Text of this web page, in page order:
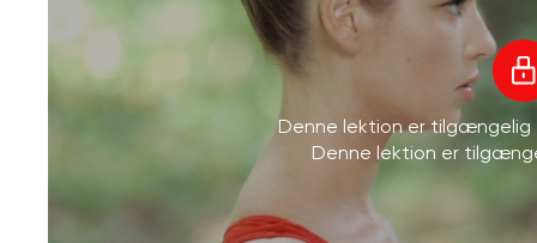
Denne lektion er tilgængelig
Denne lektion er